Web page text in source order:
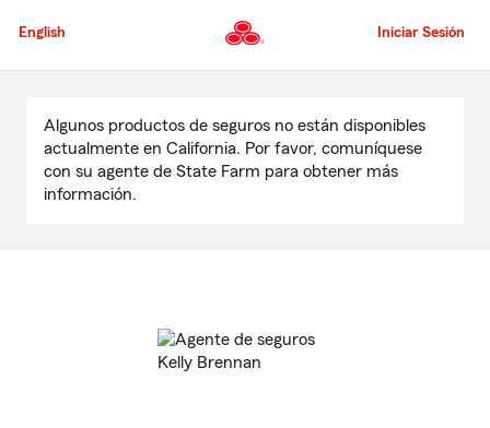
al
principal
English Iniciar Sesión
contenido
principal
Algunos productos de seguros no están disponibles
actualmente en California. Por favor, comuníquese
con su agente de State Farm para obtener más
información.